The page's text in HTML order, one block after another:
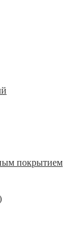
покрытием